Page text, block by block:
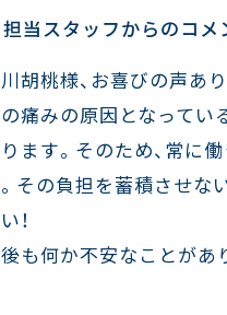
担当スタッフからのコメ
胡桃様、お喜びの声あ
痛みの原因となってい
ます。そのため、常に
その負担を蓄積させな
！
も何か不安なことがあ